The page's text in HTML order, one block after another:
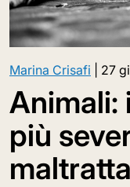
Marina Crisafi 27
Animali:
più
maltratta